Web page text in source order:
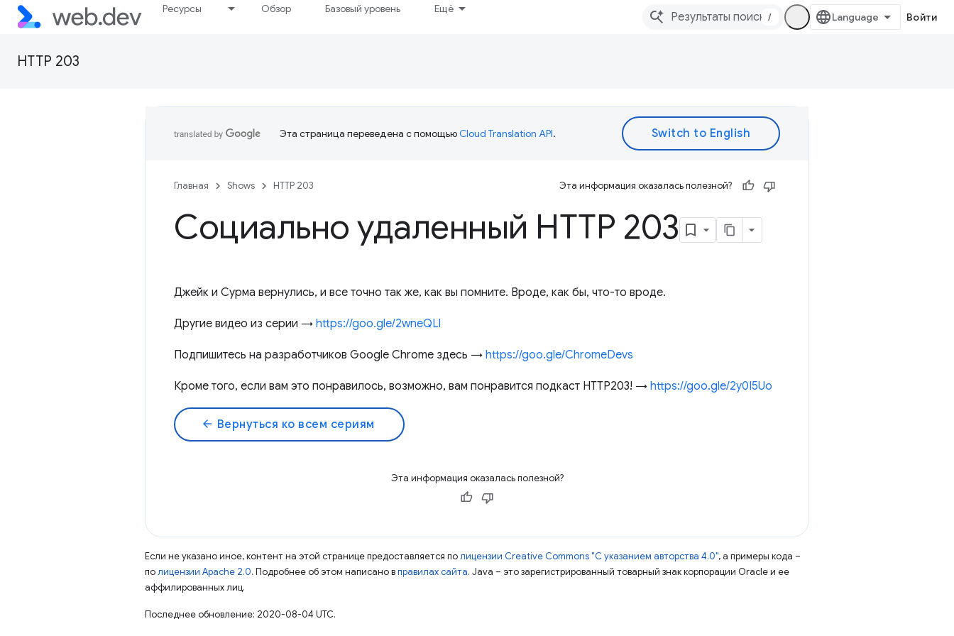
Ресурсы Обзор Базовый уровень Ещё
/ Войти
HTTP 203
Эта страница переведена с помощьюCloud Translation API.
Главная Shows HTTP 203 Эта информация оказалась полезной?
Социально удаленный HTTP 203
Джейк и Сурма вернулись, и все точно так же, как вы помните. Вроде, как бы, что-то вроде.
Другие видео из серии → https://goo.gle/2wneQLl
Подпишитесь на разработчиков Google Chrome здесь → https://goo.gle/ChromeDevs
Кроме того, если вам это понравилось, возможно, вам понравится подкаст HTTP203! → https://goo.gle/2y0I5Uo
arrow_back Вернуться ко всем сериям
Эта информация оказалась полезной?
Если не указано иное, контент на этой странице предоставляется полицензии Creative Commons "С указанием авторства 4.0", а примеры кода –
полицензии Apache 2.0. Подробнее об этом написано вправилах сайта. Java – это зарегистрированный товарный знак корпорации Oracle и ее
аффилированных лиц.
Последнее обновление: 2020-08-04 UTC.